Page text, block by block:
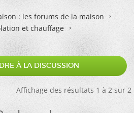
: les forums de la maison
et chauffage
À LA DISCUSSION
Affichage des résultats 1 à 2 sur 2